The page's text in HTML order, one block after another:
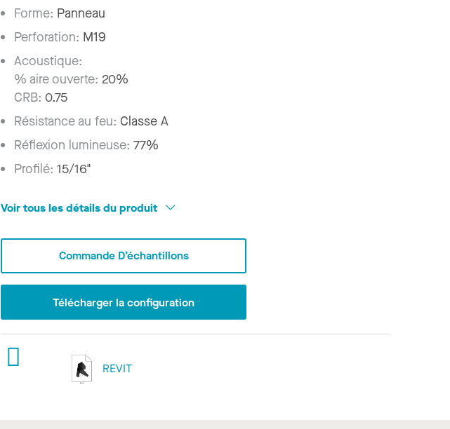
Forme: Panneau
Perforation: M19
Acoustique:
% aire ouverte: 20%
CRB: 0.75
Résistance au feu:Classe A
Réflexion lumineuse:77%
Profilé:15/16"
Voir tous les détails du produit
Commande D’échantillons
Télécharger la configuration
REVIT